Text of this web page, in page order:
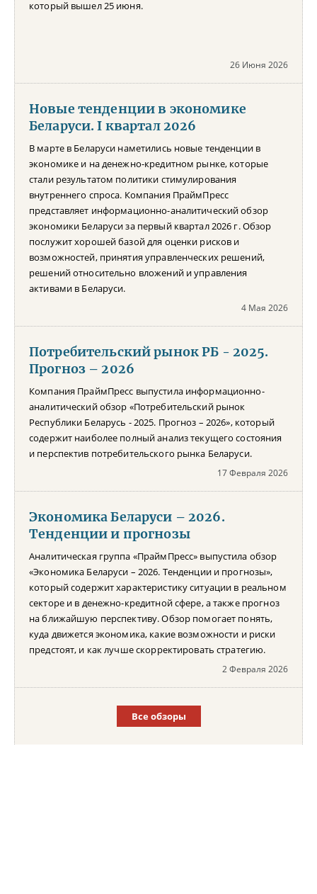
который вышел 25 июня.
26 Июня 2026
Новые тенденции в экономике
Беларуси. I квартал 2026
В марте в Беларуси наметились новые тенденции в
экономике и на денежно-кредитном рынке, которые
стали результатом политики стимулирования
внутреннего спроса. Компания ПраймПресс
представляет информационно-аналитический обзор
экономики Беларуси за первый квартал 2026 г. Обзор
послужит хорошей базой для оценки рисков и
возможностей, принятия управленческих решений,
решений относительно вложений и управления
активами в Беларуси.
4 Мая 2026
Потребительский рынок РБ - 2025.
Прогноз – 2026
Компания ПраймПресс выпустила информационно-
аналитический обзор «Потребительский рынок
Республики Беларусь - 2025. Прогноз – 2026», который
содержит наиболее полный анализ текущего состояния
и перспектив потребительского рынка Беларуси.
17 Февраля 2026
Экономика Беларуси – 2026.
Тенденции и прогнозы
Аналитическая группа «ПраймПресс» выпустила обзор
«Экономика Беларуси – 2026. Тенденции и прогнозы»,
который содержит характеристику ситуации в реальном
секторе и в денежно-кредитной сфере, а также прогноз
на ближайшую перспективу. Обзор помогает понять,
куда движется экономика, какие возможности и риски
предстоят, и как лучше скорректировать стратегию.
2 Февраля 2026
Все обзоры